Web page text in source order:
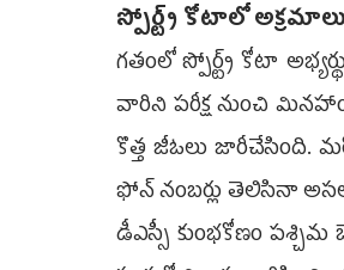
స్పోర్ట్స్‌ కోటాలో అక్రమాలు
గతంలో స్పోర్ట్స్‌ కోటా
వారిని పరీక్ష నుంచి
కొత్త జీఓలు జారీచేసింది.
ఫోన్‌ నంబర్లు తెలిసినా
డీఎస్సీ కుంభకోణం పశ్చిమ